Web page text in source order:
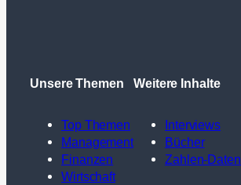
Unsere Themen
Top Themen
Management
Finanzen
Wirtschaft
Weitere Inhalte
Interviews
Bücher
Zahlen-